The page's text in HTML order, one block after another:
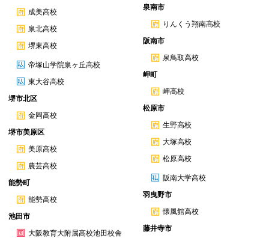
成美高校
泉北高校
堺東高校
帝塚山学院泉ヶ丘高校
東大谷高校
堺市北区
金岡高校
堺市美原区
美原高校
農芸高校
能勢町
能勢高校
池田市
大阪教育大附属高校池田校舎
泉南市
りんくう翔南高校
阪南市
泉鳥取高校
岬町
岬高校
松原市
生野高校
大塚高校
松原高校
阪南大学高校
羽曳野市
懐風館高校
藤井寺市